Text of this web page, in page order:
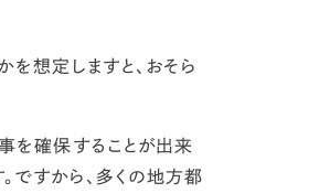
を想定しますと、おそら
を確保することが出来
ですから、多くの地方都